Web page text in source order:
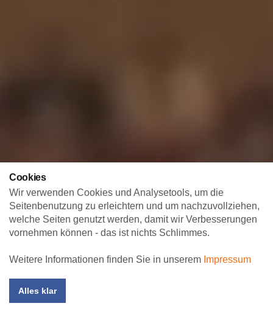
Cookies
Wir verwenden Cookies und Analysetools, um die
Seitenbenutzung zu erleichtern und um nachzuvollziehen,
welche Seiten genutzt werden, damit wir Verbesserungen
vornehmen können - das ist nichts Schlimmes.
Weitere Informationen finden Sie in unserem Impressum
Alles klar